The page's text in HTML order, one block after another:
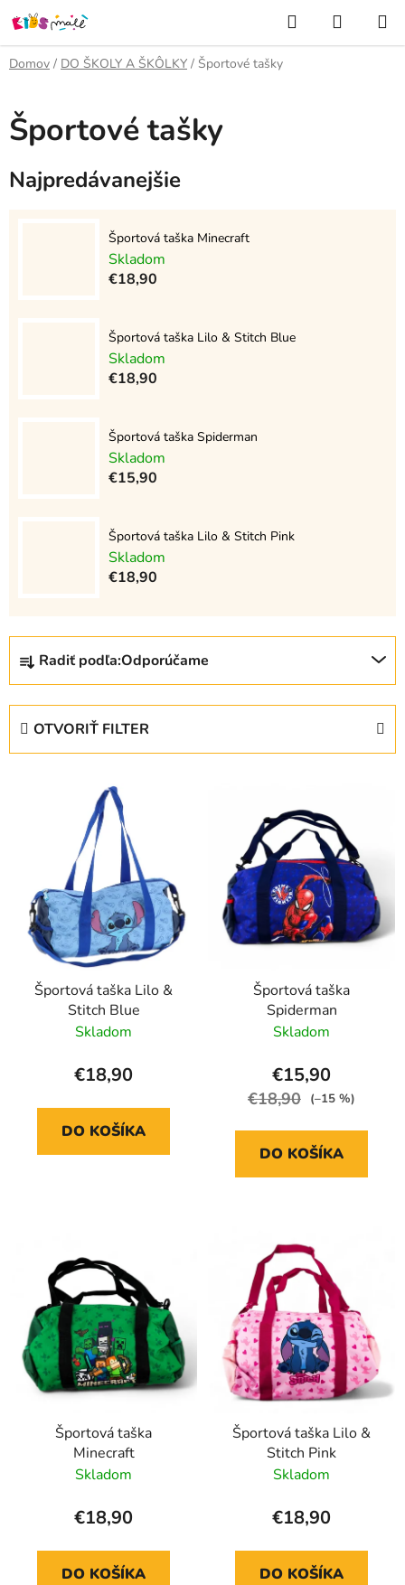
Prejsť
na
obsah
Hľadať
KOŠÍK
Domov / DO ŠKOLY A ŠKÔLKY / Športové tašky
Športové tašky
Najpredávanejšie
Športová taška Minecraft
Skladom
€18,90
Športová taška Lilo & Stitch Blue
Skladom
€18,90
Športová taška Spiderman
Skladom
€15,90
Športová taška Lilo & Stitch Pink
Skladom
€18,90
R
d
Radiť podľa:Odporúčame
OTVORIŤ FILTER
Športová taška Lilo &
Stitch Blue
Skladom
€18,90
DO KOŠÍKA
Športová taška
Spiderman
Skladom
€15,90
€18,90 (–15 %)
DO KOŠÍKA
Športová taška
Minecraft
Skladom
€18,90
DO KOŠÍKA
Športová taška Lilo &
Stitch Pink
Skladom
€18,90
DO KOŠÍKA